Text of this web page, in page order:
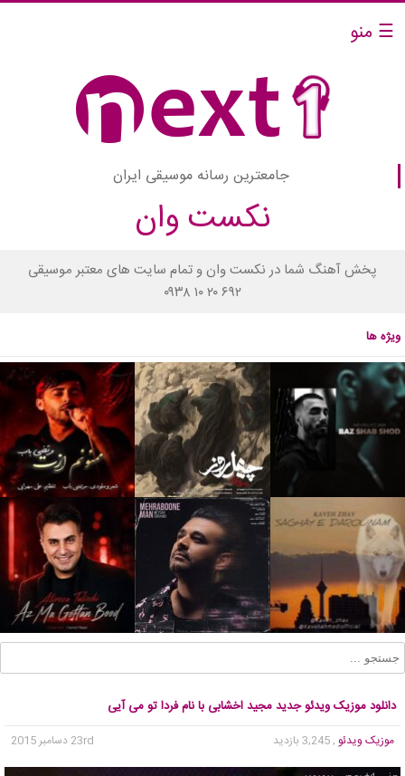
☰ منو
جامعترین رسانه موسیقی ایران
نکست وان
پخش آهنگ شما در نکست وان و تمام سایت های معتبر موسیقی
۰۹۳۸ ۱۰ ۲۰ ۶۹۲
ویژه ها
دانلود موزیک ویدئو جدید مجید اخشابی با نام فردا تو می آیی
موزیک ویدئو , 3,245 بازدید 23rd دسامبر 2015